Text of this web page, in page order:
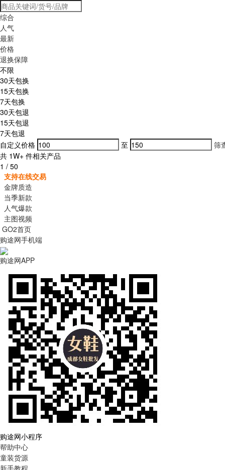
综合
人气
最新
价格
退换保障
不限
30天包换
15天包换
7天包换
30天包退
15天包退
7天包退
自定义价格
至
筛
共 1W+ 件相关产品
1 / 50
支持在线交易
金牌质造
当季新款
人气爆款
主图视频
GO2首页
购途网手机端
购途网APP
购途网小程序
帮助中心
童装货源